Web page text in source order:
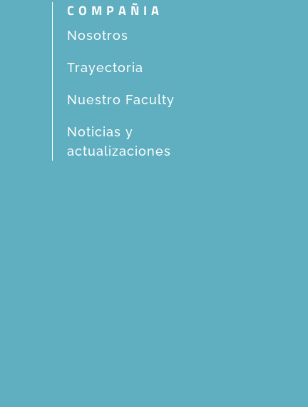
COMPAÑIA
Nosotros
Trayectoria
Nuestro Faculty
Noticias y
actualizaciones